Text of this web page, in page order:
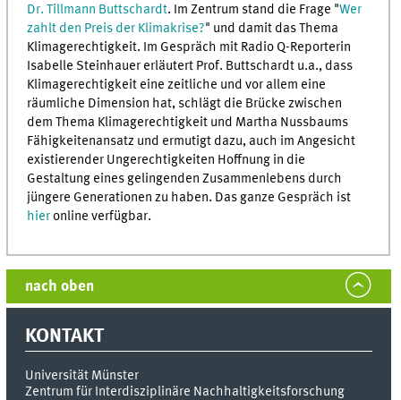
Dr. Tillmann Buttschardt. Im Zentrum stand die Frage "Wer
zahlt den Preis der Klimakrise?" und damit das Thema
Klimagerechtigkeit. Im Gespräch mit Radio Q-Reporterin
Isabelle Steinhauer erläutert Prof. Buttschardt u.a., dass
Klimagerechtigkeit eine zeitliche und vor allem eine
räumliche Dimension hat, schlägt die Brücke zwischen
dem Thema Klimagerechtigkeit und Martha Nussbaums
Fähigkeitenansatz und ermutigt dazu, auch im Angesicht
existierender Ungerechtigkeiten Hoffnung in die
Gestaltung eines gelingenden Zusammenlebens durch
jüngere Generationen zu haben. Das ganze Gespräch ist
hier online verfügbar.
nach oben
KONTAKT
Universität Münster
Zentrum für Interdisziplinäre Nachhaltigkeitsforschung